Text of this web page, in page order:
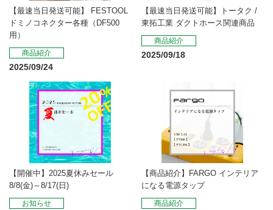
【最速当日発送可能】 FESTOOL
ドミノコネクター各種（DF500
用）
商品紹介
2025/09/24
【最速当日発送可能】トータク /
東拓工業 ダクトホース関連商品
商品紹介
2025/09/18
【開催中】2025夏休みセール
8/8(金)～8/17(日)
お知らせ
【商品紹介】FARGO インテリア
になる電源タップ
商品紹介